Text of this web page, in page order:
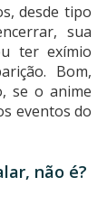
desde tipo
sua
ter exímio
Bom,
se o anime
eventos do
não é?